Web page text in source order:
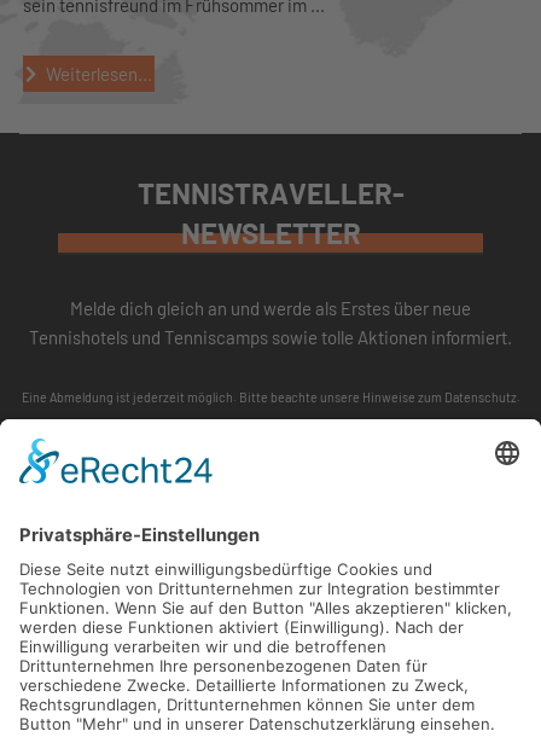
sein tennisfreund im Frühsommer im ...
Weiterlesen...
TENNISTRAVELLER-
NEWSLETTER
Melde dich gleich an und werde als Erstes über neue
Tennishotels und Tenniscamps sowie tolle Aktionen informiert.
Eine Abmeldung ist jederzeit möglich. Bitte beachte unsere Hinweise zum Datenschutz.
ABONNIEREN
FOLLOW US